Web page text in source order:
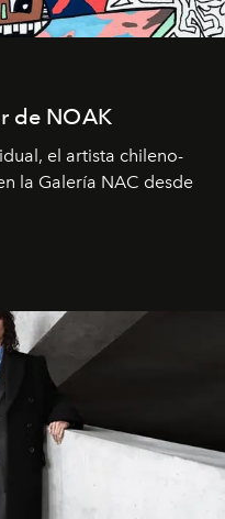
de NOAK
el artista chileno-
la Galería NAC desde